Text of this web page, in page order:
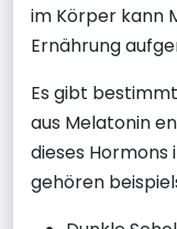
im Körper kann
Ernährung
Es gibt
aus Melatonin
dieses
gehören